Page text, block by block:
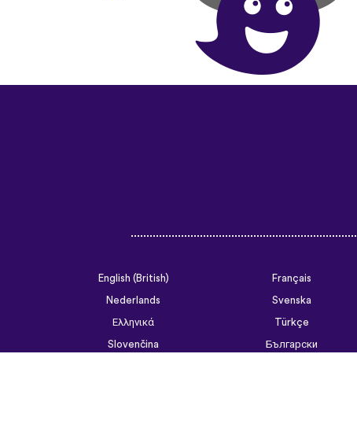
English (British) Français
Nederlands
Svenska
Ελληνικά
Türkçe
Slovenčina
Български